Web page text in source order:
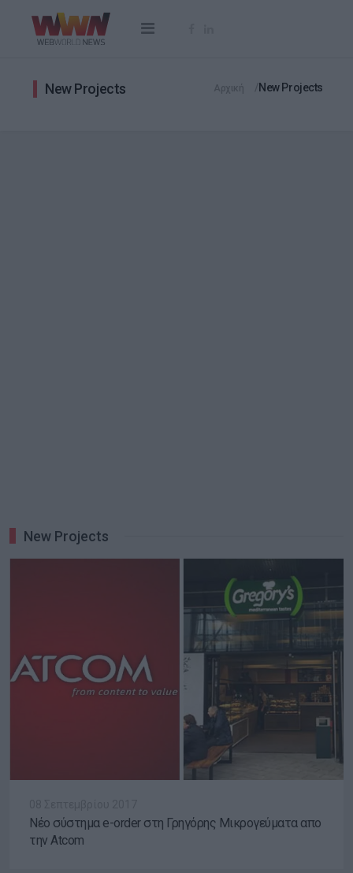
New Projects New Projects
New Projects
Νέο σύστημα e-order στη Γρηγόρης Μικρογεύματα απο
την Atcom